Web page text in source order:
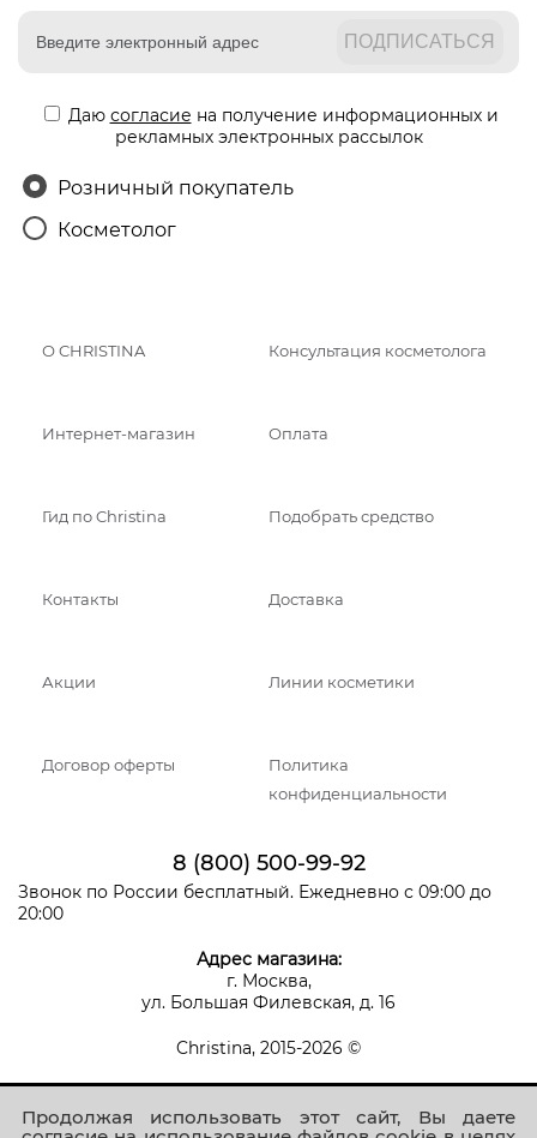
Продолжая использовать этот сайт, Вы даете
Даю согласие на получение информационных и
рекламных электронных рассылок
Розничный покупатель
Косметолог
О CHRISTINA Консультация косметолога
Интернет-магазин Оплата
Гид по Christina Подобрать средство
Контакты Доставка
Акции Линии косметики
Договор оферты
Политика
конфиденциальности
8 (800) 500-99-92
Звонок по России бесплатный. Ежедневно с 09:00 до
20:00
Адрес магазина:
г. Москва,
ул. Большая Филевская, д. 16
Christina, 2015-2026 ©